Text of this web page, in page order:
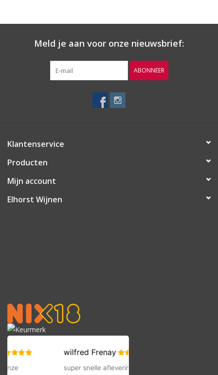
Meld je aan voor onze nieuwsbrief:
ABONNEER
Klantenservice
Producten
Mijn account
Elhorst Wijnen